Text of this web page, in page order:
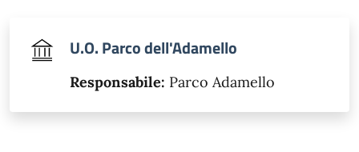
U.O. Parco dell'Adamello
Responsabile: Parco Adamello